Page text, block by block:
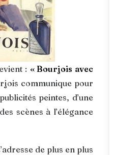
: « Bourjois avec
communique pour
peintes, d’une
scènes à l’élégance
de plus en plus